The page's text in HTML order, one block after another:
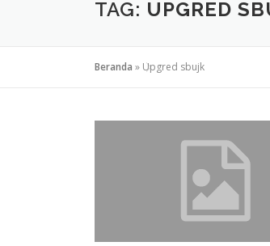
TAG: UPGRED
Beranda » Upgred sbujk